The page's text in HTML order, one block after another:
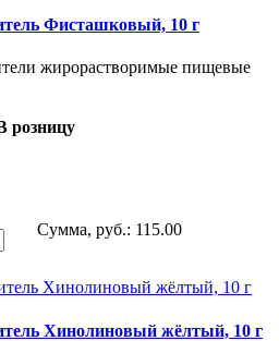
Фисташковый, 10 г
жирорастворимые пищевые
розницу
Сумма, руб.: 115.00
Хинолиновый жёлтый, 10 г